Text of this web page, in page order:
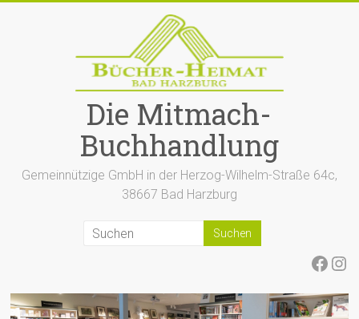
Die Mitmach-
Buchhandlung
Gemeinnützige GmbH in der Herzog-Wilhelm-Straße 64c,
38667 Bad Harzburg